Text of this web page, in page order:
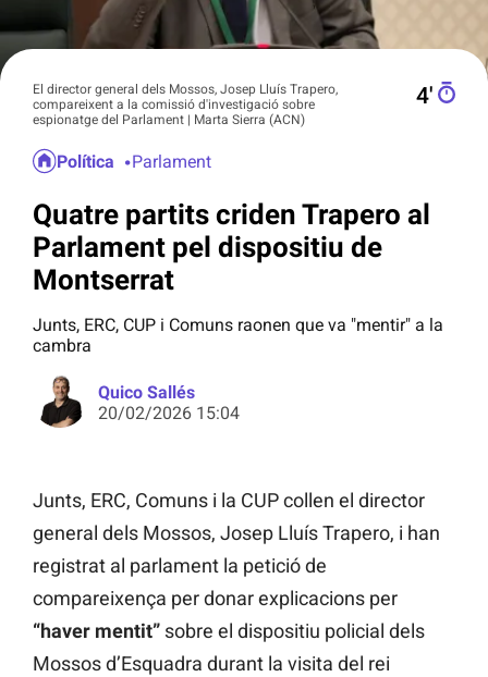
El director general dels Mossos, Josep Lluís Trapero,
compareixent a la comissió d'investigació sobre
espionatge del Parlament | Marta Sierra (ACN)
4′
Política Parlament
Quatre partits criden Trapero al
Parlament pel dispositiu de
Montserrat
Junts, ERC, CUP i Comuns raonen que va "mentir" a la
cambra
Quico Sallés
20/02/2026 15:04
Junts, ERC, Comuns i la CUP collen el director
general dels Mossos, Josep Lluís Trapero, i han
registrat al parlament la petició de
compareixença per donar explicacions per
“haver mentit” sobre el dispositiu policial dels
Mossos d’Esquadra durant la visita del rei